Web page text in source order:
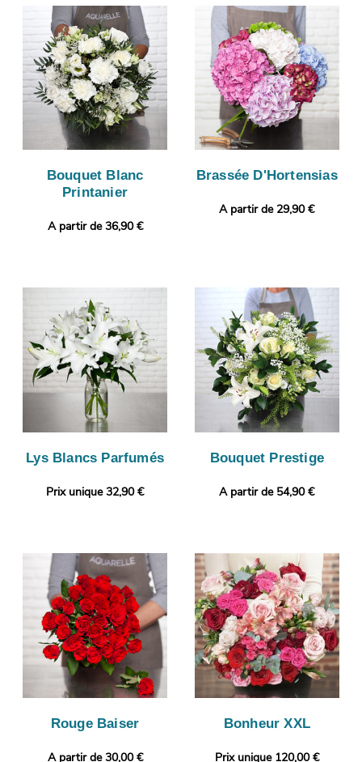
Bouquet Blanc
Printanier
A partir de 36,90 €
Brassée D'Hortensias
A partir de 29,90 €
Lys Blancs Parfumés
Prix unique 32,90 €
Bouquet Prestige
A partir de 54,90 €
Rouge Baiser
A partir de 30,00 €
Bonheur XXL
Prix unique 120,00 €